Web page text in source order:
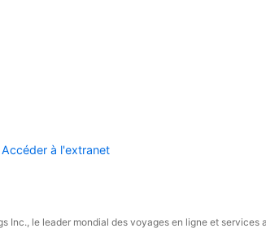
Accéder à l'extranet
Inc., le leader mondial des voyages en ligne et services